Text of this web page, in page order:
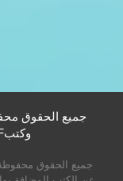
جميع الحقوق
وكتبPDF - موقع تحميل كتب PDF
جميع الحقوق